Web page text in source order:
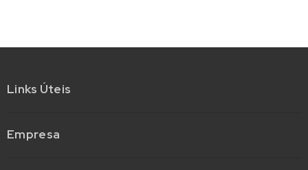
Links Úteis
Empresa